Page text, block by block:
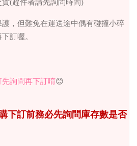
貨(趕件者請先詢問時間)
，但難免在運送途中偶有碰撞小碎
訂喔。
詢問再下訂唷😊
下訂前務必先詢問庫存數是否